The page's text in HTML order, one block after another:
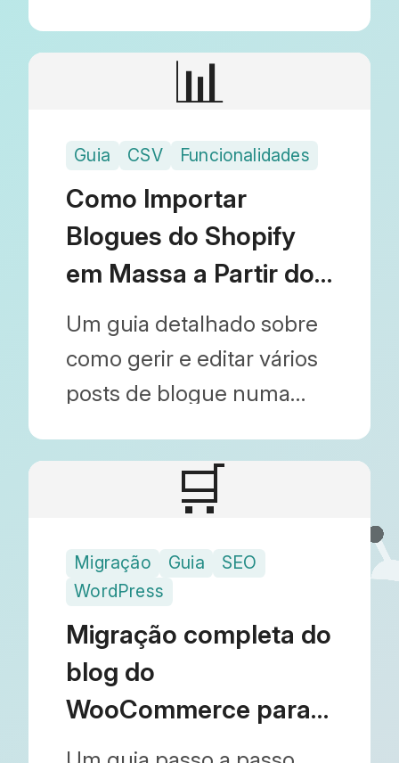
ao migrar de sites
definitivo de migração de
imagens usando o Blog
Importer.
📊
Guia CSV Funcionalidades
Como Importar
Blogues do Shopify
em Massa a Partir do
Google Sheets
Um guia detalhado sobre
como gerir e editar vários
posts de blogue numa
importá-los em massa
sem usar o admin do
otimizar as operações da
sua loja usando o Blog
Importer.
🛒
Migração Guia
SEO
WordPress
Migração completa do
blog do
WooCommerce para o
Shopify: como